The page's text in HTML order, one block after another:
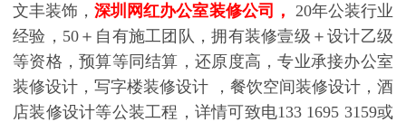
文丰装饰，深圳网红办公室装修公司 ，
20年公装行业
经验，50＋自有施工团队，拥有装修壹级＋设计乙级
等资格，预算等同结算，还原度高，专业承接办公室
装修设计，写字楼装修设计 ，餐饮空间装修设计，酒
店装修设计等公装工程，详情可致电133 1695 3159或